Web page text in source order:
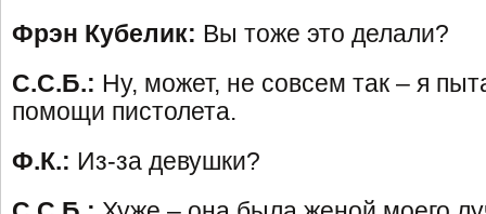
Фрэн Кубелик: Вы тоже это делали?
С.С.Б.: Ну, может, не совсем так – я
помощи пистолета.
Ф.К.: Из-за девушки?